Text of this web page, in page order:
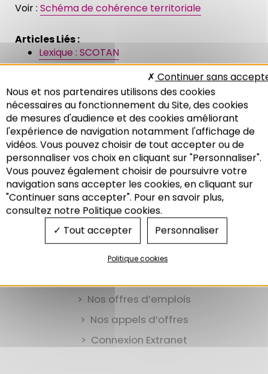
Recherche
Voir : Schéma de cohérence territoriale
Articles Liés :
Lexique : SCOTAN
Lexique : PDU
Trame verte et SCoT
Le bilan du Cadre d’Orientation du Rhin
Supérieur (CORS)
Nos offres d’emplois
Nos appels d’offres
Connexion Extranet
Nous et nos partenaires utilisons des cookies
nécessaires au fonctionnement du Site, des cookies
de mesures d'audience et des cookies améliorant
l'expérience de navigation notamment l'affichage de
vidéos. Vous pouvez choisir de tout accepter ou de
personnaliser vos choix en cliquant sur "Personnaliser".
Vous pouvez également choisir de poursuivre votre
navigation sans accepter les cookies, en cliquant sur
"Continuer sans accepter". Pour en savoir plus,
consultez notre Politique cookies.
Tout accepter
Continuer sans
Personnaliser
Politique cookies